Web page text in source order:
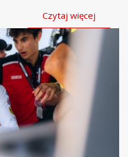
Czytaj więcej